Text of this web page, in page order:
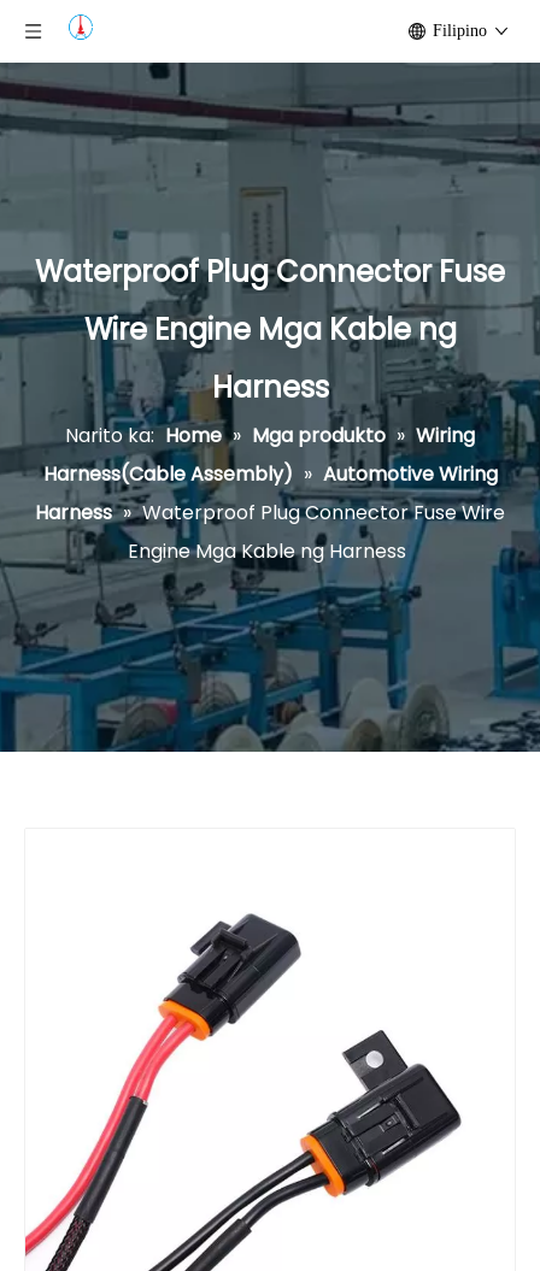
Filipino
Waterproof Plug Connector Fuse
Wire Engine Mga Kable ng
Harness
Narito ka: Home » Mga produkto » Wiring
Harness(Cable Assembly) » Automotive Wiring
Harness » Waterproof Plug Connector Fuse Wire
Engine Mga Kable ng Harness